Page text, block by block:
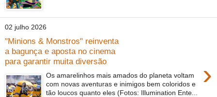
02 julho 2026
"Minions & Monstros" reinventa
a bagunça e aposta no cinema
para garantir muita diversão
›
Os amarelinhos mais amados do planeta voltam
com novas aventuras e inimigos bem coloridos e
tão loucos quanto eles (Fotos: Illumination Ente...